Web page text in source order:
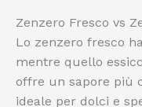
Zenzero Fresco vs
Lo zenzero fresco
mentre quello
offre un sapore più
ideale per dolci e